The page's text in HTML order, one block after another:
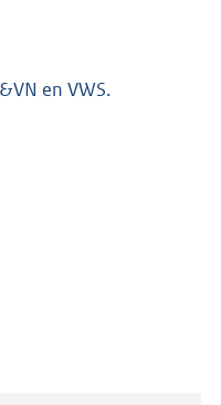
en VWS.